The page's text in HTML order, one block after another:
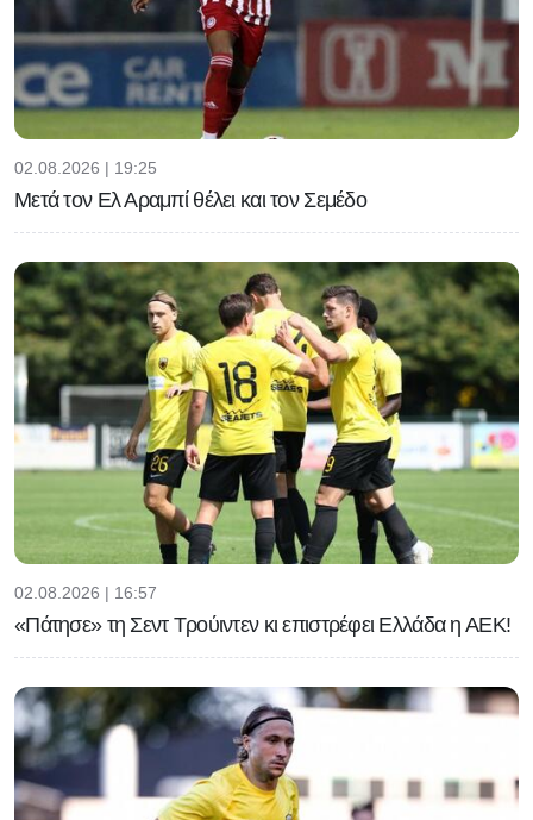
02.08.2026 | 19:25
Μετά τον Ελ Αραμπί θέλει και τον Σεμέδο
02.08.2026 | 16:57
«Πάτησε» τη Σεντ Τρούιντεν κι επιστρέφει Ελλάδα η ΑΕΚ!